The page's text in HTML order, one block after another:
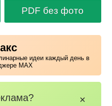
PDF без фото
идеи каждый день в
MAX
✕